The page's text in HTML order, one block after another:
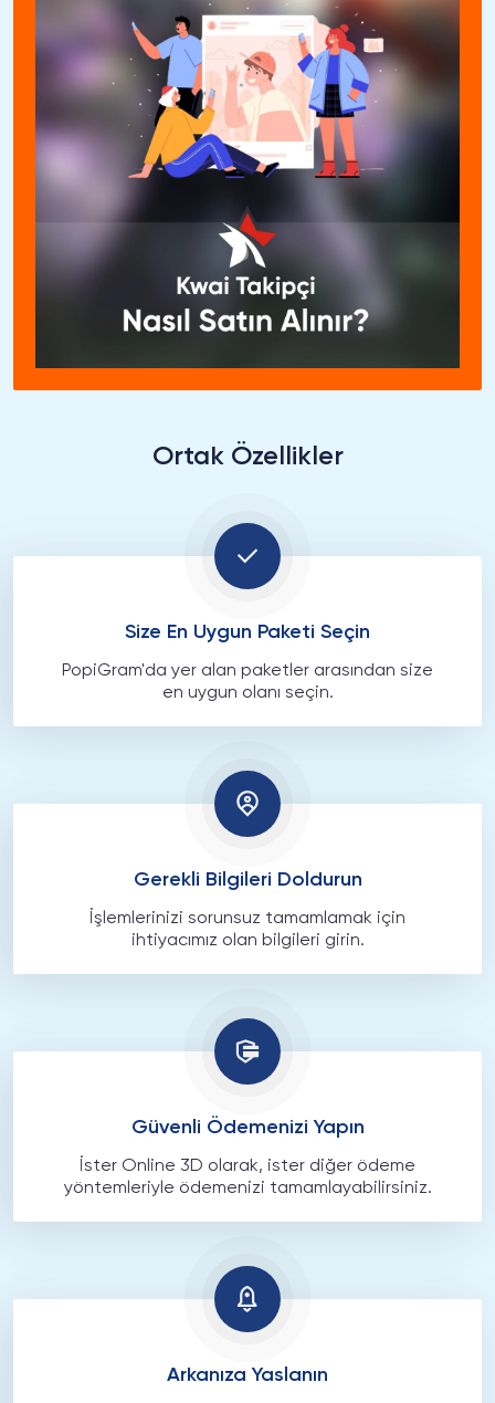
Ortak Özellikler
Size En Uygun Paketi Seçin
PopiGram'da yer alan paketler arasından size
en uygun olanı seçin.
Gerekli Bilgileri Doldurun
İşlemlerinizi sorunsuz tamamlamak için
ihtiyacımız olan bilgileri girin.
Güvenli Ödemenizi Yapın
İster Online 3D olarak, ister diğer ödeme
yöntemleriyle ödemenizi tamamlayabilirsiniz.
Arkanıza Yaslanın